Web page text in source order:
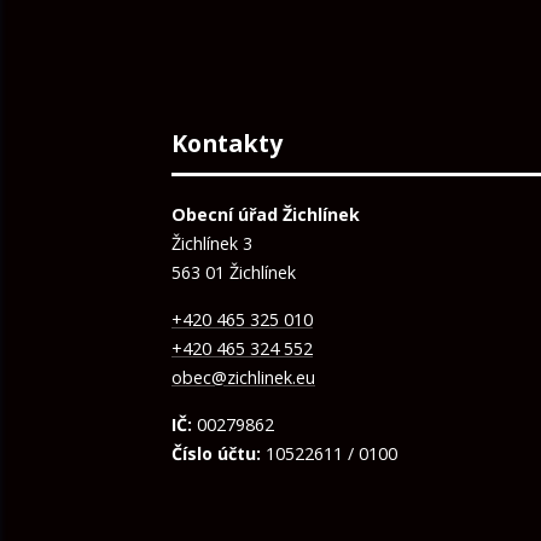
Kontakty
Obecní úřad Žichlínek
Žichlínek 3
563 01 Žichlínek
+420 465 325 010
+420 465 324 552
obec@zichlinek.eu
IČ: 00279862
Číslo účtu: 10522611 / 0100